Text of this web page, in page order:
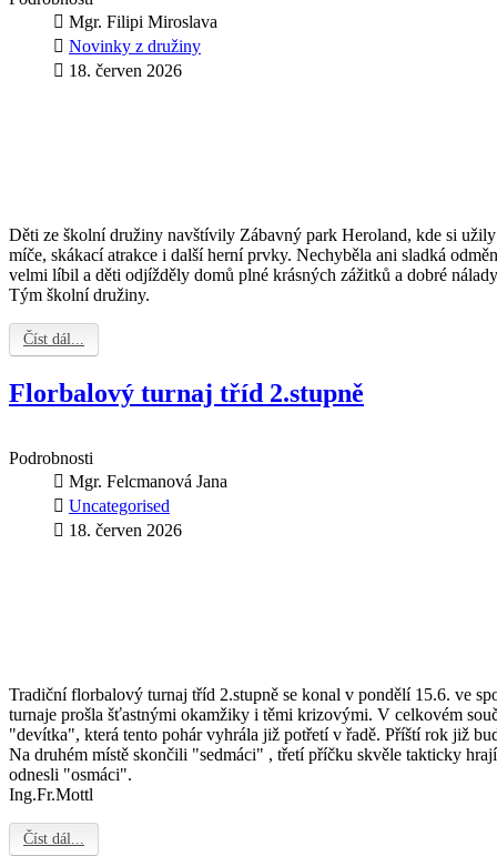
Mgr. Filipi Miroslava
Novinky z družiny
18. červen 2026
Děti ze školní družiny navštívily Zábavný park Heroland, kde si
míče, skákací atrakce i další herní prvky. Nechyběla ani sladká
velmi líbil a děti odjížděly domů plné krásných zážitků a dobré
Tým školní družiny.
Číst dál...
Florbalový turnaj tříd 2.stupně
Podrobnosti
Mgr. Felcmanová Jana
Uncategorised
18. červen 2026
Tradiční florbalový turnaj tříd 2.stupně se konal v pondělí 15.6. ve
turnaje prošla šťastnými okamžiky i těmi krizovými. V celkovém
"devítka", která tento pohár vyhrála již potřetí v řadě. Příští rok již
Na druhém místě skončili "sedmáci" , třetí příčku skvěle takticky
odnesli "osmáci".
Ing.Fr.Mottl
Číst dál...